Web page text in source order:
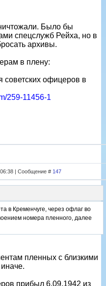
Было бы
спецслужб Рейха, но в
архивы.
в плену:
офицеров в
259-11456-1
| Сообщение # 147
в Кременчуге, через офлаг во
номера пленного, далее
пленных с близкими
прибыл 6.09.1942 из